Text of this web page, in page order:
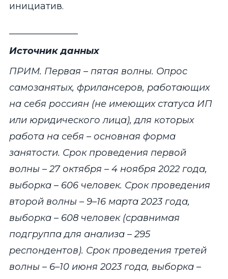
инициатив.
Источник данных
ПРИМ. Первая – пятая волны. Опрос
самозанятых, фрилансеров, работающих
на себя россиян (не имеющих статуса ИП
или юридического лица), для которых
работа на себя – основная форма
занятости. Срок проведения первой
волны – 27 октября – 4 ноября 2022 года,
выборка – 606 человек. Срок проведения
второй волны – 9–16 марта 2023 года,
выборка – 608 человек (сравнимая
подгруппа для анализа – 295
респондентов). Срок проведения третей
волны – 6–10 июня 2023 года, выборка –